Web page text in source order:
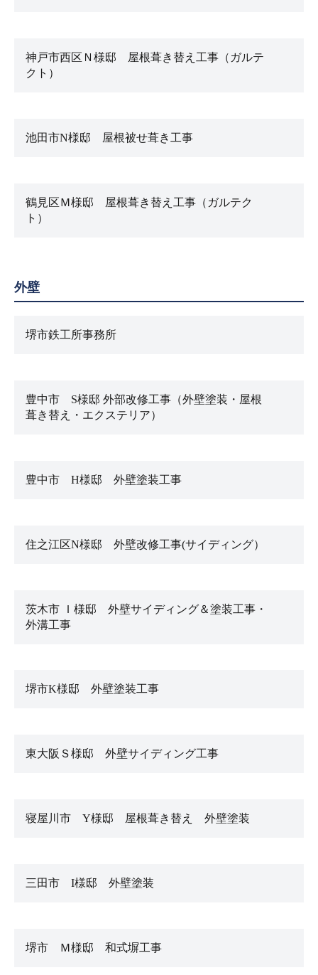
神戸市西区Ｎ様邸 屋根葺き替え工事（ガルテ
クト）
池田市N様邸 屋根被せ葺き工事
鶴見区Ｍ様邸 屋根葺き替え工事（ガルテク
ト）
外壁
堺市鉄工所事務所
豊中市 S様邸 外部改修工事（外壁塗装・屋根
葺き替え・エクステリア）
豊中市 H様邸 外壁塗装工事
住之江区N様邸 外壁改修工事(サイディング）
茨木市 Ｉ様邸 外壁サイディング＆塗装工事・
外溝工事
堺市K様邸 外壁塗装工事
東大阪Ｓ様邸 外壁サイディング工事
寝屋川市 Y様邸 屋根葺き替え 外壁塗装
三田市 I様邸 外壁塗装
堺市 Ｍ様邸 和式塀工事